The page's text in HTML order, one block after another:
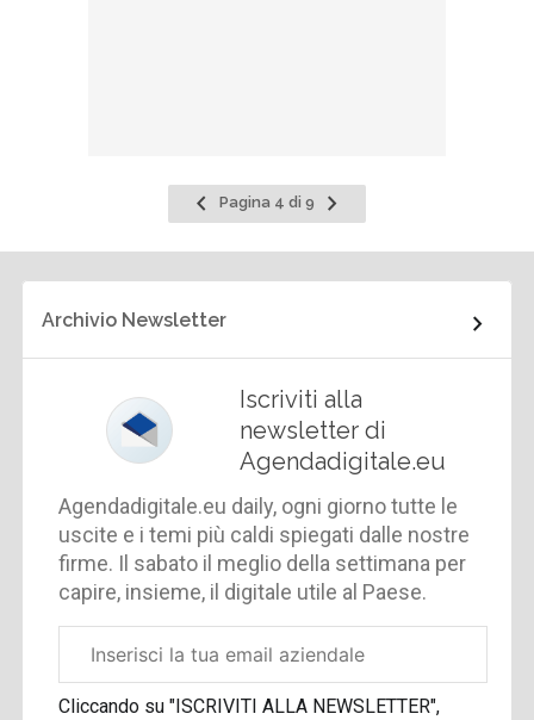
Pagina
precedente
Pagina 4 di 9
Pagina
successiva
Archivio Newsletter
Iscriviti alla
newsletter di
Agendadigitale.eu
Agendadigitale.eu daily, ogni giorno tutte le
uscite e i temi più caldi spiegati dalle nostre
firme. Il sabato il meglio della settimana per
capire, insieme, il digitale utile al Paese.
aziendale
Cliccando su "ISCRIVITI ALLA NEWSLETTER",